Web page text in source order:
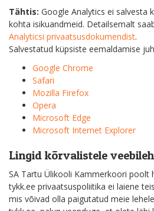
Tähtis: Google Analytics ei salvesta
kohta isikuandmeid. Detailsemalt
Analyticsi privaatsusdokumendist.
Salvestatud küpsiste eemaldamise
Google Chrome
Safari
Mozilla Firefox
Opera
Microsoft Edge
Microsoft Internet Explorer
Lingid kõrvalistele
SA Tartu Ülikooli Kammerkoori poolt
tykk.ee privaatsuspoliitika ei laiene
mis võivad olla paigutatud meie